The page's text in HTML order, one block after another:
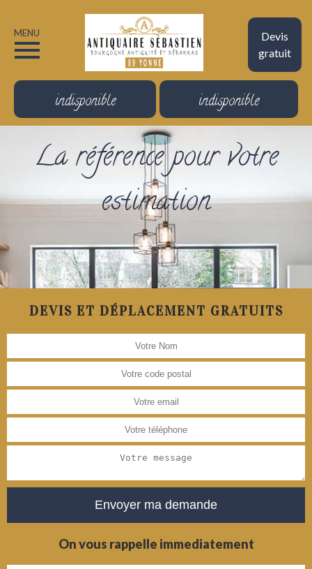
Devis
gratuit
MENU
indisponible indisponible
La référence pour votre
estimation
DEVIS ET DÉPLACEMENT GRATUITS
On vous rappelle immediatement